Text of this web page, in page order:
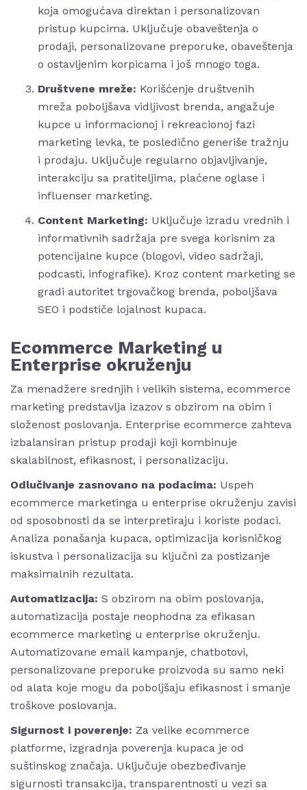
koja omogućava direktan i personalizovan
pristup kupcima. Uključuje obaveštenja o
prodaji, personalizovane preporuke, obaveštenja
o ostavljenim korpicama i još mnogo toga.
Društvene mreže: Korišćenje društvenih
mreža poboljšava vidljivost brenda, angažuje
kupce u informacionoj i rekreacionoj fazi
marketing levka, te posledično generiše tražnju
i prodaju. Uključuje regularno objavljivanje,
interakciju sa pratiteljima, plaćene oglase i
influenser marketing.
Content Marketing: Uključuje izradu vrednih i
informativnih sadržaja pre svega korisnim za
potencijalne kupce (blogovi, video sadržaji,
podcasti, infografike). Kroz content marketing se
gradi autoritet trgovačkog brenda, poboljšava
SEO i podstiče lojalnost kupaca.
Ecommerce Marketing u
Enterprise okruženju
Za menadžere srednjih i velikih sistema, ecommerce
marketing predstavlja izazov s obzirom na obim i
složenost poslovanja. Enterprise ecommerce zahteva
izbalansiran pristup prodaji koji kombinuje
skalabilnost, efikasnost, i personalizaciju.
Odlučivanje zasnovano na podacima: Uspeh
ecommerce marketinga u enterprise okruženju zavisi
od sposobnosti da se interpretiraju i koriste podaci.
Analiza ponašanja kupaca, optimizacija korisničkog
iskustva i personalizacija su ključni za postizanje
maksimalnih rezultata.
Automatizacija: S obzirom na obim poslovanja,
automatizacija postaje neophodna za efikasan
ecommerce marketing u enterprise okruženju.
Automatizovane email kampanje, chatbotovi,
personalizovane preporuke proizvoda su samo neki
od alata koje mogu da poboljšaju efikasnost i smanje
troškove poslovanja.
Sigurnost i poverenje: Za velike ecommerce
platforme, izgradnja poverenja kupaca je od
suštinskog značaja. Uključuje obezbeđivanje
sigurnosti transakcija, transparentnosti u vezi sa